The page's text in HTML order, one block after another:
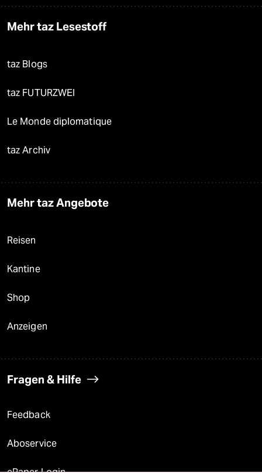
Mehr taz Lesestoff
taz Blogs
taz FUTURZWEI
Le Monde diplomatique
taz Archiv
Mehr taz Angebote
Reisen
Kantine
Shop
Anzeigen
Fragen & Hilfe
Feedback
Aboservice